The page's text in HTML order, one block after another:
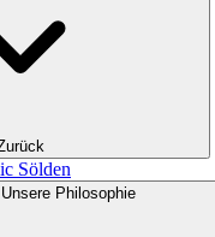
Sölden
Unsere Philosophie